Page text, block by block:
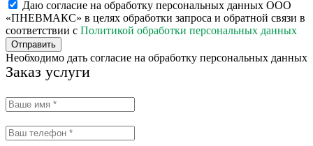
Даю согласие на обработку персональных данных ООО
«ПНЕВМАКС» в целях обработки запроса и обратной связи в
соответствии с Политикой обработки персональных данных
Отправить
Необходимо дать согласие на обработку персональных данных
Заказ услуги